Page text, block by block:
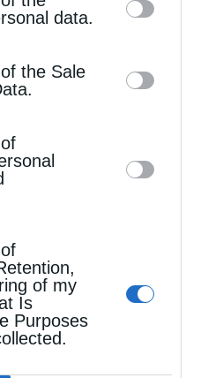
on the IAB’s list
This
be disclosed by us to
List of
parties.
data.
the Sale
of my
Is
Purposes
τον Αρχιεπίσκοπο
Χώρας
Χριστός μάς έδειξε το